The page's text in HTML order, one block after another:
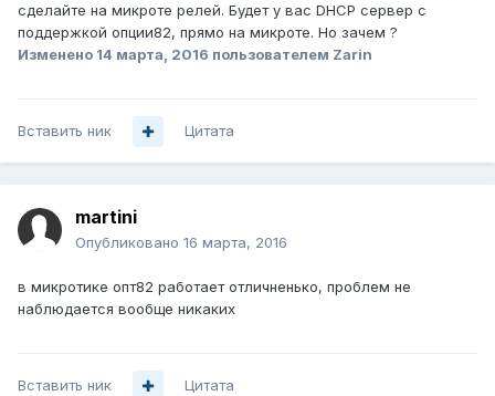
сделайте на микроте релей. Будет у вас DHCP сервер с
поддержкой опции82, прямо на микроте. Но зачем ?
Изменено 14 марта, 2016 пользователем Zarin
Вставить ник Цитата
martini
Опубликовано 16 марта, 2016
в микротике опт82 работает отличненько, проблем не
наблюдается вообще никаких
Вставить ник Цитата